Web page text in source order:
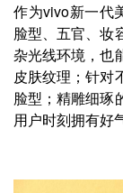
作为vivo新一代
脸型、五官、妆
杂光线环境，也
皮肤纹理；针对
脸型；精雕细琢
用户时刻拥有好